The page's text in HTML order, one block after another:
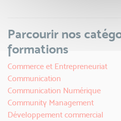
Parcourir nos
formations
Commerce et Entrepreneuriat
Communication
Communication Numérique
Community Management
Développement commercial